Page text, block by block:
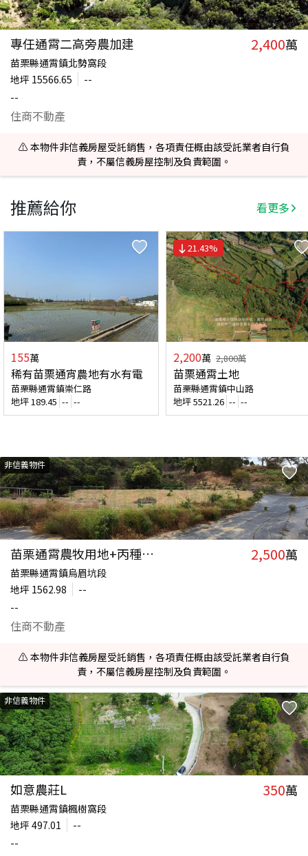
專任通霄二高旁農加建 2,400萬
苗栗縣通霄鎮北勢窩段
地坪 15566.65
--
--
住商不動產
⚠️ 本物件非信義房屋受託銷售，各項責任概由該受託業者自行負
責，不屬信義房屋控制及負責範圍。
推薦給你 看更多
155萬
稀有苗栗通宵農地有水有電
苗栗縣通霄鎮崇仁路
地坪189.45 -- --
21.43%
2,200萬 2,800萬
苗栗通霄土地
苗栗縣通霄鎮中山路
地坪5521.26 -- --
非信義物件
苗栗通霄農牧用地+丙種建築用地 2,500萬
苗栗縣通霄鎮烏眉坑段
地坪 1562.98
--
--
住商不動產
⚠️ 本物件非信義房屋受託銷售，各項責任概由該受託業者自行負
責，不屬信義房屋控制及負責範圍。
非信義物件
如意農莊L 350萬
苗栗縣通霄鎮楓樹窩段
地坪 497.01
--
--